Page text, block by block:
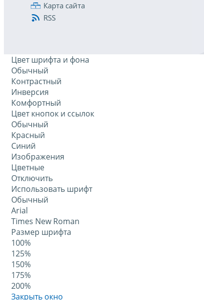
Карта сайта
RSS
Цвет шрифта и фона
Обычный
Контрастный
Инверсия
Комфортный
Цвет кнопок и ссылок
Обычный
Красный
Синий
Изображения
Цветные
Отключить
Использовать шрифт
Обычный
Arial
Times New Roman
Размер шрифта
100%
125%
150%
175%
200%
Закрыть окно